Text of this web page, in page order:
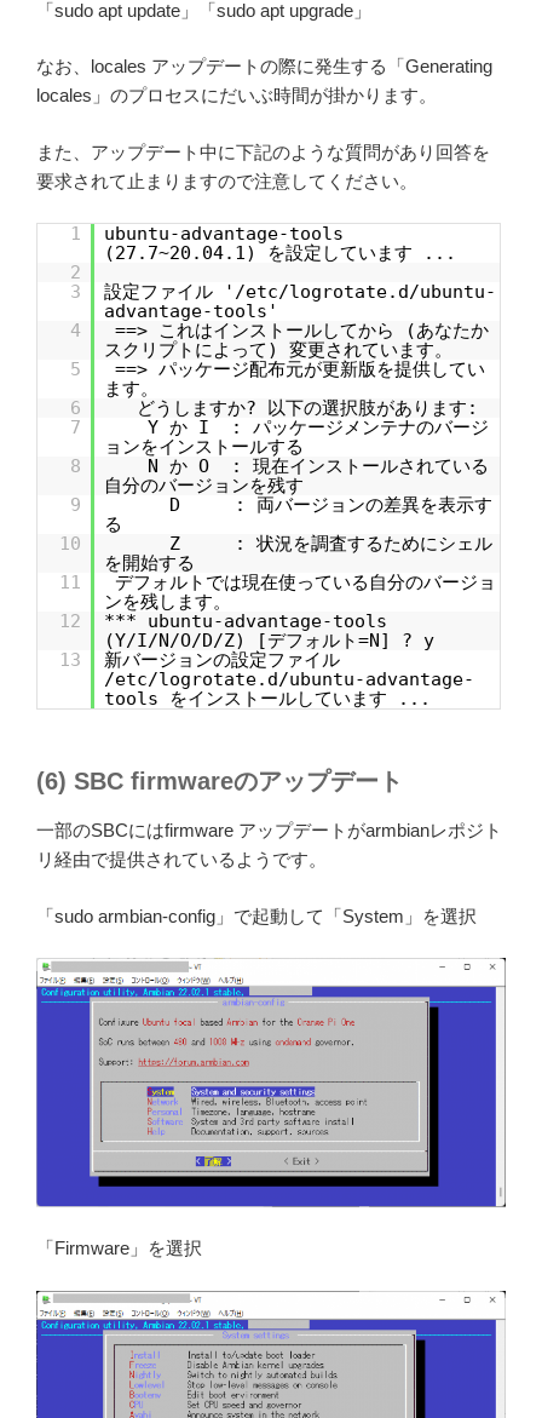
「sudo apt update」「sudo apt upgrade」
なお、locales アップデートの際に発生する「Generating
locales」のプロセスにだいぶ時間が掛かります。
また、アップデート中に下記のような質問があり回答を
要求されて止まりますので注意してください。
1
ubuntu-advantage-tools
(27.7~20.04.1) を設定しています ...
2
3
設定ファイル '/etc/logrotate.d/ubuntu-
advantage-tools'
4
==> これはインストールしてから (あなたか
スクリプトによって) 変更されています。
5
==> パッケージ配布元が更新版を提供してい
ます。
6
どうしますか? 以下の選択肢があります:
7
Y か I : パッケージメンテナのバージ
ョンをインストールする
8
N か O : 現在インストールされている
自分のバージョンを残す
9
D : 両バージョンの差異を表示す
る
10
Z : 状況を調査するためにシェル
を開始する
11
デフォルトでは現在使っている自分のバージョ
ンを残します。
12
*** ubuntu-advantage-tools
(Y/I/N/O/D/Z) [デフォルト=N] ? y
13
新バージョンの設定ファイル
/etc/logrotate.d/ubuntu-advantage-
tools をインストールしています ...
(6) SBC firmwareのアップデート
一部のSBCにはfirmware アップデートがarmbianレポジト
リ経由で提供されているようです。
「sudo armbian-config」で起動して「System」を選択
「Firmware」を選択